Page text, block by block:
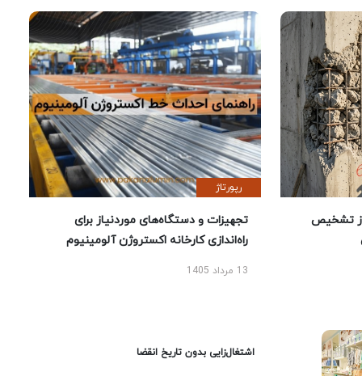
تشخیص
رپورتاژ
تجهیزات و دستگاه‌های موردنیاز برای
راه‌اندازی کارخانه اکستروژن آلومینیوم
13 مرداد 1405
اشتغال‌زایی بدون تاریخ انقضا